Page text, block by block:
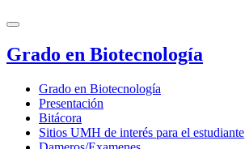
Grado en Biotecnología
Grado en Biotecnología
Presentación
Bitácora
Sitios UMH de interés para el estudiante